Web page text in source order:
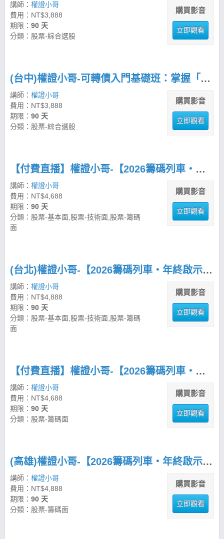
講師： 權證小哥
費用：NT$3,888
期限： 90 天
分類：股票-綜合選股
購買影音
立即觀看
(台中)權證小哥-可轉債入門基礎班：掌握「進可攻、退可守」的五部曲佈局法
講師： 權證小哥
費用：NT$3,888
期限： 90 天
分類：股票-綜合選股
購買影音
立即觀看
【付費直播】權證小哥-【2026籌碼列車・年終啟示錄】 策略先機佈局思路
講師： 權證小哥
費用：NT$4,688
期限： 90 天
分類：股票-基本面,股票-技術面,股票-籌碼
面
購買影音
立即觀看
(台北)權證小哥-【2026籌碼列車・年終啟示錄】 策略先機佈局思路
講師： 權證小哥
費用：NT$4,888
期限： 90 天
分類：股票-基本面,股票-技術面,股票-籌碼
面
購買影音
立即觀看
【付費直播】權證小哥-【2026籌碼列車・年終啟示錄】 策略先機佈局思路
講師： 權證小哥
費用：NT$4,688
期限： 90 天
分類：股票-籌碼面
購買影音
立即觀看
(高雄)權證小哥-【2026籌碼列車・年終啟示錄】 策略先機佈局思路
講師： 權證小哥
費用：NT$4,888
期限： 90 天
分類：股票-籌碼面
購買影音
立即觀看